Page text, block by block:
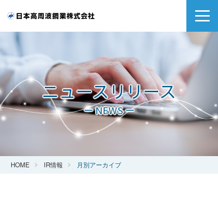
ニュースリリース
ー NEWS ー
HOME IR情報 月別アーカイブ